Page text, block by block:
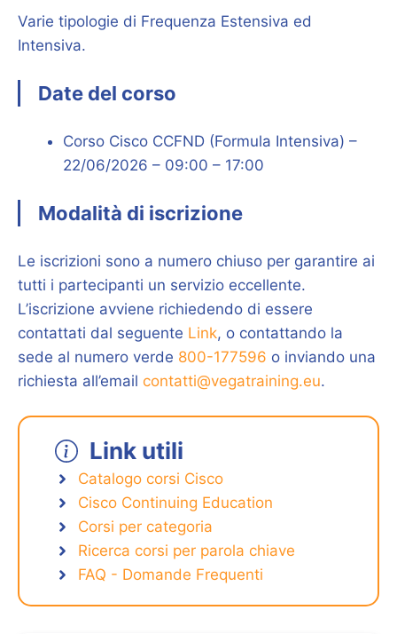
Varie tipologie di Frequenza Estensiva ed
Intensiva.
Date del corso
Corso Cisco CCFND (Formula Intensiva) –
22/06/2026 – 09:00 – 17:00
Modalità di iscrizione
Le iscrizioni sono a numero chiuso per garantire ai
tutti i partecipanti un servizio eccellente.
L’iscrizione avviene richiedendo di essere
contattati dal seguente Link, o contattando la
sede al numero verde 800-177596 o inviando una
richiesta all’email contatti@vegatraining.eu.
Link utili
Catalogo corsi Cisco
Cisco Continuing Education
Corsi per categoria
Ricerca corsi per parola chiave
FAQ - Domande Frequenti